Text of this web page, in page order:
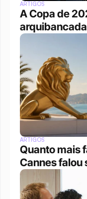
ARTIGOS
A Copa de
ARTIGOS
Quanto mais
Cannes falou